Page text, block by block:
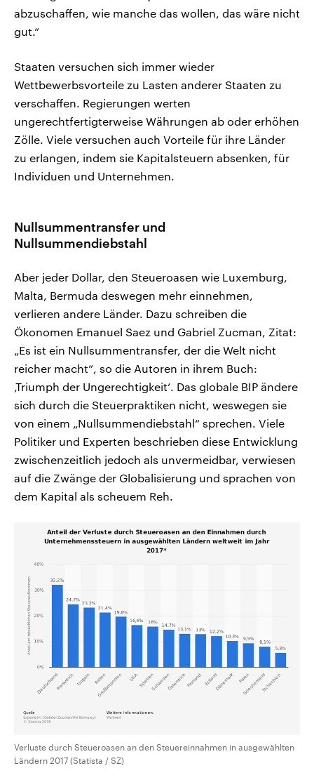
abzuschaffen, wie manche das wollen, das wäre nicht
gut.“
Staaten versuchen sich immer wieder
Wettbewerbsvorteile zu Lasten anderer Staaten zu
verschaffen. Regierungen werten
ungerechtfertigterweise Währungen ab oder erhöhen
Zölle. Viele versuchen auch Vorteile für ihre Länder
zu erlangen, indem sie Kapitalsteuern absenken, für
Individuen und Unternehmen.
Nullsummentransfer und
Nullsummendiebstahl
Aber jeder Dollar, den Steueroasen wie Luxemburg,
Malta, Bermuda deswegen mehr einnehmen,
verlieren andere Länder. Dazu schreiben die
Ökonomen Emanuel Saez und Gabriel Zucman, Zitat:
„Es ist ein Nullsummentransfer, der die Welt nicht
reicher macht“, so die Autoren in ihrem Buch:
‚Triumph der Ungerechtigkeit‘. Das globale BIP ändere
sich durch die Steuerpraktiken nicht, weswegen sie
von einem „Nullsummendiebstahl“ sprechen. Viele
Politiker und Experten beschrieben diese Entwicklung
zwischenzeitlich jedoch als unvermeidbar, verwiesen
auf die Zwänge der Globalisierung und sprachen von
dem Kapital als scheuem Reh.
Verluste durch Steueroasen an den Steuereinnahmen in ausgewählten
Ländern 2017 (Statista / SZ)